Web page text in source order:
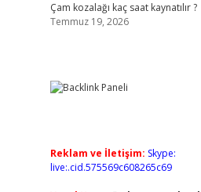
Çam kozalağı kaç saat kaynatılır ?
Temmuz 19, 2026
Reklam ve İletişim: Skype:
live:.cid.575569c608265c69